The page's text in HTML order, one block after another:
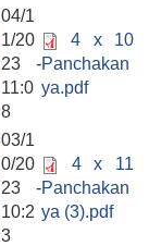
04/1
1/20
23 -
11:0
8
4 x 10
Panchakan
ya.pdf
03/1
0/20
23 -
10:2
3
4 x 11
Panchakan
ya (3).pdf